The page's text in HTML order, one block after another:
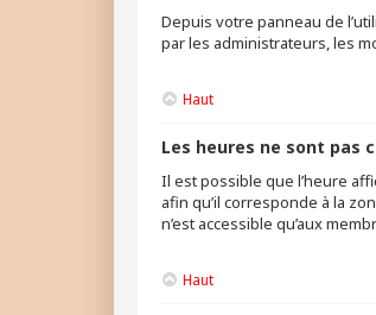
Depuis votre panneau de
par les administrateurs, les
Haut
Les heures ne sont pas
Il est possible que l’heure
afin qu’il corresponde à la
n’est accessible qu’aux
Haut